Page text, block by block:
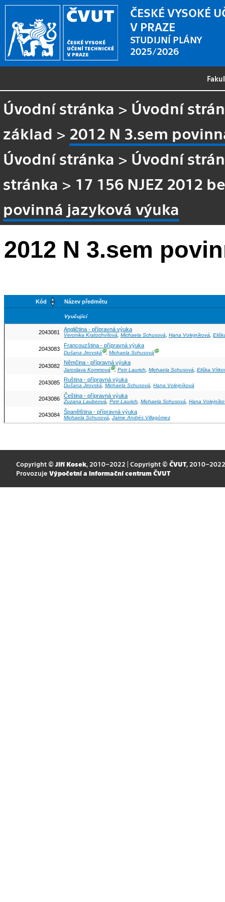
ČESKÉ VYSOKÉ
V PRAZE
STUDIJNÍ PLÁNY
2025/2026
Úvodní stránka > Úvodní
základ > 2012 N 3.sem
Úvodní stránka > Úvodní
stránka > 17 156 NJEZ 2012
povinná jazyková výuka
2012 N 3.sem
Kód Název předmětu
Vyučující
2043081 Angličtina - přípravná výuka
Veronika Kratochvílová, Michaela Schusová, Hana Volejníková,
2043083
Francouzština - přípravná výuka
Dušana JirovskáⒼ, Michaela SchusováⒼ
2043082
Němčina - přípravná výuka
Jaroslava KommováⒼ, Petr Laurich, Michaela Schusová, Eliška
2043085 Ruština - přípravná výuka
Dušana Jirovská, Michaela Schusová, Hana Volejníková
2043086 Čeština - přípravná výuka
Zuzana Laubeová, Petr Laurich, Michaela Schusová, Hana
2043084 Španělština - přípravná výuka
Michaela Schusová, Jaime Andrés Villagómez
Copyright © Jiří Kosek, 2010–2022 | Copyright © ČVUT, 2010–2022
Provozuje Výpočetní a informační centrum ČVUT